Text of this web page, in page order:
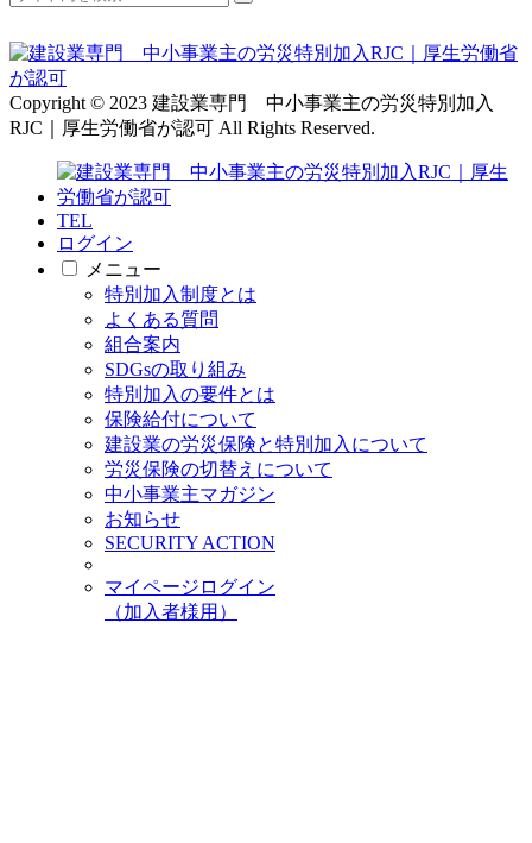
Copyright © 2023 建設業専門 中小事業主の労災特別加入
RJC｜厚生労働省が認可 All Rights Reserved.
TEL
ログイン
メニュー
特別加入制度とは
よくある質問
組合案内
SDGsの取り組み
特別加入の要件とは
保険給付について
建設業の労災保険と特別加入について
労災保険の切替えについて
中小事業主マガジン
お知らせ
SECURITY ACTION
マイページログイン
（加入者様用）